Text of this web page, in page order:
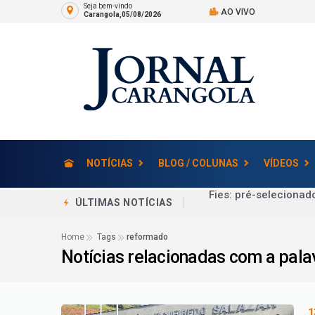
Seja bem-vindo
Carangola,05/08/2026
AO VIVO
NOTÍCIAS BLOG / COLUNAS VÍDEOS
ÚLTIMAS NOTÍCIAS
Universidades
Confira a lista de
Juiz de Fora
Home Tags reformado
Notícias relacionadas com a